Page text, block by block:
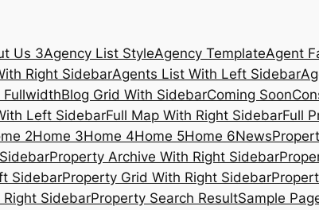
Us 3Agency List StyleAgency TemplateAgent
Right SidebarAgents List With Left Sidebar
FullwidthBlog Grid With SidebarComing Soon
Left SidebarFull Map With Right SidebarFull
2Home 3Home 4Home 5Home 6News
Property Archive With Right Sidebar
SidebarProperty Grid With Right Sidebar
SidebarProperty Search ResultSample